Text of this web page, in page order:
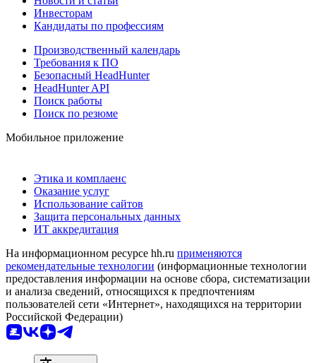
Инвесторам
Кандидаты по профессиям
Производственный календарь
Требования к ПО
Безопасный HeadHunter
HeadHunter API
Поиск работы
Поиск по резюме
Мобильное приложение
Этика и комплаенс
Оказание услуг
Использование сайтов
Защита персональных данных
ИТ аккредитация
На информационном ресурсе hh.ru применяются
рекомендательные технологии (информационные технологии
предоставления информации на основе сбора, систематизации
и анализа сведений, относящихся к предпочтениям
пользователей сети «Интернет», находящихся на территории
Российской Федерации)